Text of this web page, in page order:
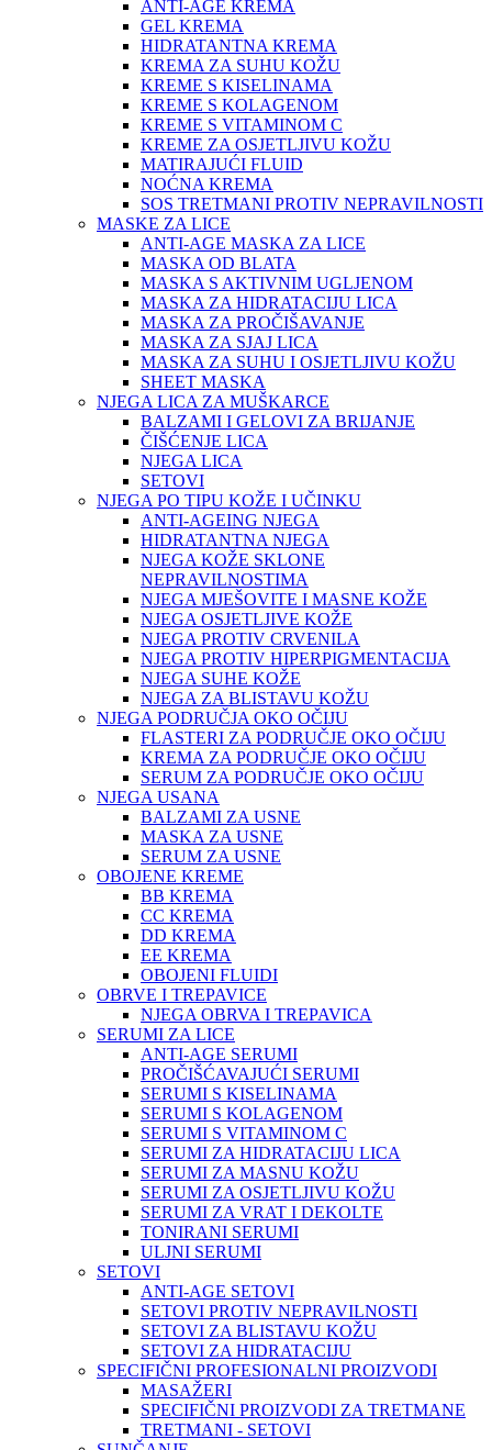
ANTI-AGE KREMA
GEL KREMA
HIDRATANTNA KREMA
KREMA ZA SUHU KOŽU
KREME S KISELINAMA
KREME S KOLAGENOM
KREME S VITAMINOM C
KREME ZA OSJETLJIVU KOŽU
MATIRAJUĆI FLUID
NOĆNA KREMA
SOS TRETMANI PROTIV NEPRAVILNOSTI
MASKE ZA LICE
ANTI-AGE MASKA ZA LICE
MASKA OD BLATA
MASKA S AKTIVNIM UGLJENOM
MASKA ZA HIDRATACIJU LICA
MASKA ZA PROČIŠAVANJE
MASKA ZA SJAJ LICA
MASKA ZA SUHU I OSJETLJIVU KOŽU
SHEET MASKA
NJEGA LICA ZA MUŠKARCE
BALZAMI I GELOVI ZA BRIJANJE
ČIŠĆENJE LICA
NJEGA LICA
SETOVI
NJEGA PO TIPU KOŽE I UČINKU
ANTI-AGEING NJEGA
HIDRATANTNA NJEGA
NJEGA KOŽE SKLONE
NEPRAVILNOSTIMA
NJEGA MJEŠOVITE I MASNE KOŽE
NJEGA OSJETLJIVE KOŽE
NJEGA PROTIV CRVENILA
NJEGA PROTIV HIPERPIGMENTACIJA
NJEGA SUHE KOŽE
NJEGA ZA BLISTAVU KOŽU
NJEGA PODRUČJA OKO OČIJU
FLASTERI ZA PODRUČJE OKO OČIJU
KREMA ZA PODRUČJE OKO OČIJU
SERUM ZA PODRUČJE OKO OČIJU
NJEGA USANA
BALZAMI ZA USNE
MASKA ZA USNE
SERUM ZA USNE
OBOJENE KREME
BB KREMA
CC KREMA
DD KREMA
EE KREMA
OBOJENI FLUIDI
OBRVE I TREPAVICE
NJEGA OBRVA I TREPAVICA
SERUMI ZA LICE
ANTI-AGE SERUMI
PROČIŠĆAVAJUĆI SERUMI
SERUMI S KISELINAMA
SERUMI S KOLAGENOM
SERUMI S VITAMINOM C
SERUMI ZA HIDRATACIJU LICA
SERUMI ZA MASNU KOŽU
SERUMI ZA OSJETLJIVU KOŽU
SERUMI ZA VRAT I DEKOLTE
TONIRANI SERUMI
ULJNI SERUMI
SETOVI
ANTI-AGE SETOVI
SETOVI PROTIV NEPRAVILNOSTI
SETOVI ZA BLISTAVU KOŽU
SETOVI ZA HIDRATACIJU
SPECIFIČNI PROFESIONALNI PROIZVODI
MASAŽERI
SPECIFIČNI PROIZVODI ZA TRETMANE
TRETMANI - SETOVI